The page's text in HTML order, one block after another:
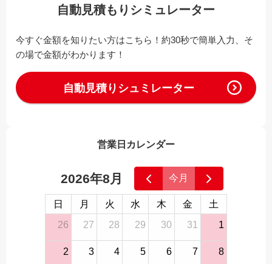
自動見積もりシミュレーター
今すぐ金額を知りたい方はこちら！約30秒で簡単入力、そ
の場で金額がわかります！
自動見積りシュミレーター
営業日カレンダー
2026年8月 今月
日 月 火 水 木 金
土
26
27 28 29 30 31 1
2 3 4 5 6 7 8